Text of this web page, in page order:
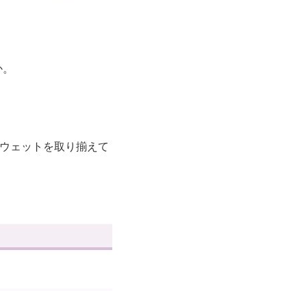
ェットを取り揃えて